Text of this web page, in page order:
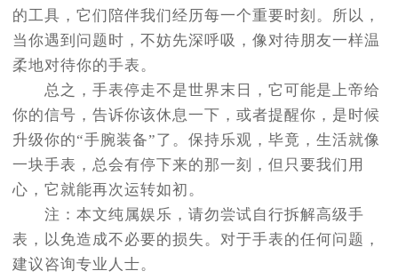
的工具，它们陪伴我们经历每一个重要时刻。所以，
当你遇到问题时，不妨先深呼吸，像对待朋友一样温
柔地对待你的手表。
总之，手表停走不是世界末日，它可能是上帝给
你的信号，告诉你该休息一下，或者提醒你，是时候
升级你的“手腕装备”了。保持乐观，毕竟，生活就像
一块手表，总会有停下来的那一刻，但只要我们用
心，它就能再次运转如初。
注：本文纯属娱乐，请勿尝试自行拆解高级手
表，以免造成不必要的损失。对于手表的任何问题，
建议咨询专业人士。